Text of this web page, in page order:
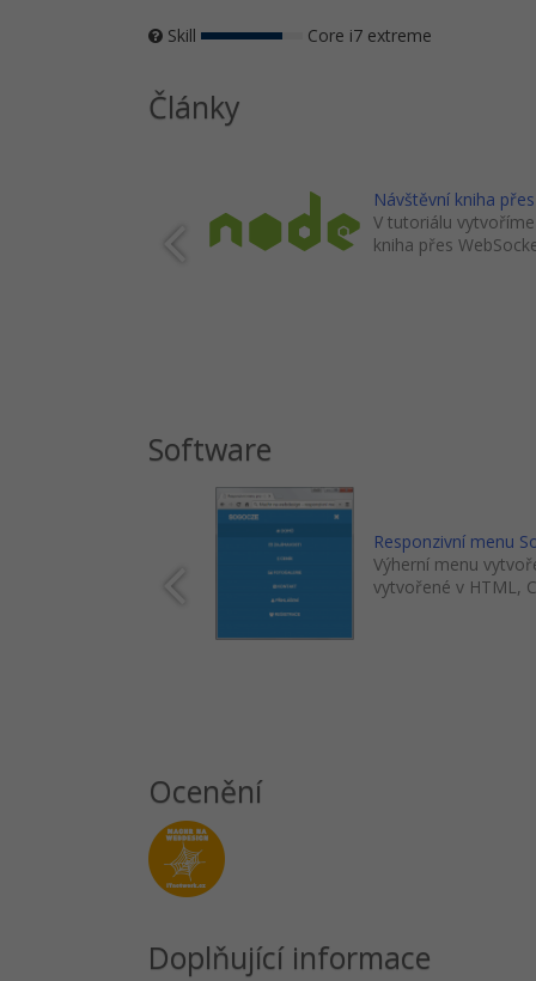
Skill Core i7 extreme
Články
Návštěvní kniha
V tutoriálu
kniha přes
Software
Responzivní menu
Výherní menu
vytvořené v HTML,
Ocenění
Doplňující informace